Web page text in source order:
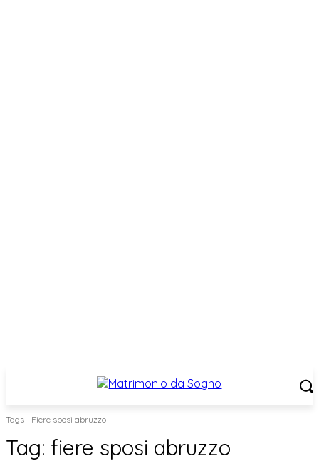
Tags Fiere sposi abruzzo
Tag: fiere sposi abruzzo